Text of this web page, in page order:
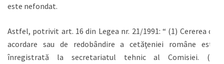
este nefondat.
Astfel, potrivit art. 16 din Legea nr. 21/1991: “ (1) Cererea de
acordare sau de redobândire a cetăţeniei române este
înregistrată la secretariatul tehnic al Comisiei. (2)